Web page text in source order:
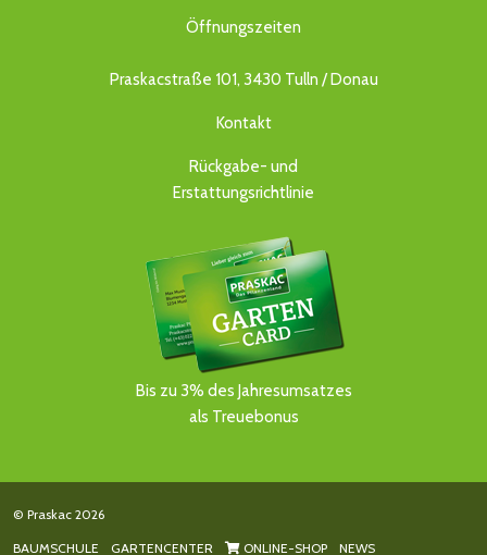
Öffnungszeiten
Praskacstraße 101, 3430 Tulln / Donau
Kontakt
Rückgabe- und
Erstattungsrichtlinie
Bis zu 3% des Jahresumsatzes
als Treuebonus
© Praskac 2026
BAUMSCHULE GARTENCENTER ONLINE-SHOP NEWS